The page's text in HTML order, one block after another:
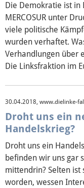
Die Demokratie ist in
MERCOSUR unter
viele politische
wurden verhaftet.
Verhandlungen über
Die Linksfraktion im
30.04.2018, www.dielinke-
Droht uns ein
Handelskrieg?
Droht uns ein
befinden wir uns gar
mittendrin? Selten
worden, wessen